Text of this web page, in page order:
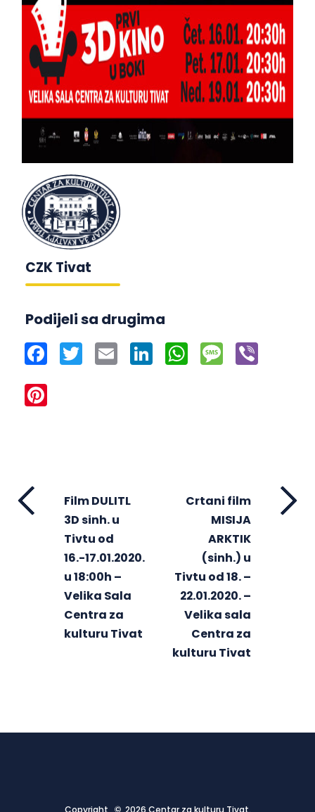
CZK Tivat
Podijeli sa drugima
Facebook
Twitter Email LinkedInWhatsApp
Message
Film DULITL
3D sinh. u
Tivtu od
16.-17.01.2020.
u 18:00h –
Velika Sala
Centra za
kulturu Tivat
Crtani film
MISIJA
ARKTIK
(sinh.) u
Tivtu od 18. –
22.01.2020. –
Velika sala
Centra za
kulturu Tivat
Copyright © 2026 Centar za kulturu Tivat.